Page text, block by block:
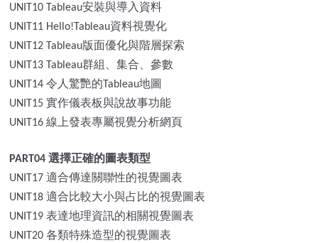
UNIT10 Tableau安裝與導入資料
UNIT11 Hello!Tableau資料視覺化
UNIT12 Tableau版面優化與階層探索
UNIT13 Tableau群組、集合、參數
UNIT14 令人驚艷的 Tableau地圖
UNIT15 實作儀表板與說故事功能
UNIT16 線上發表專屬視覺分析網頁
PART04 選擇正確的圖表類型
UNIT17 適合傳達關聯性的視覺圖表
UNIT18 適合比較大小與占比的視覺圖表
UNIT19 表達地理資訊的相關視覺圖表
UNIT20 各類特殊造型的視覺圖表